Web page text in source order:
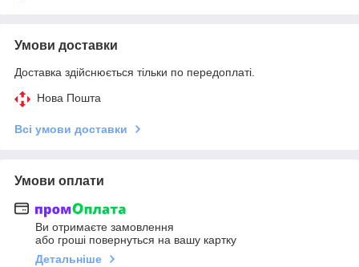
Умови доставки
Доставка здійснюється тільки по передоплаті.
Нова Пошта
Всі умови доставки
Умови оплати
Ви отримаєте замовлення
або гроші повернуться на вашу картку
Детальніше